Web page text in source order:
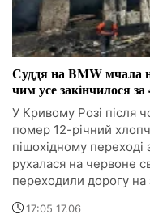
Суддя на BMW мчала
чим усе закінчилося за
У Кривому Розі після
помер 12-річний
пішохідному переході
рухалася на червоне
переходили дорогу на
17:05 17.06